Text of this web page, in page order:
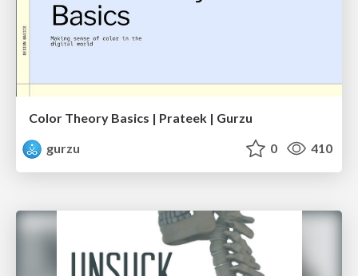
Color Theory Basics | Prateek | Gurzu
gurzu
0 410